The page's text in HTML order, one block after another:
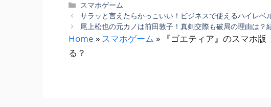
カ
テ
ゴ
リ
スマホゲーム
サラッと言えたらかっこいい！ビジネスで使えるハイレベ
尾上松也の元カノは前田敦子！真剣交際も破局の理由は？
Home » スマホゲーム »
『ゴエティア』のスマホ
る？